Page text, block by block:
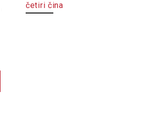
četiri čina